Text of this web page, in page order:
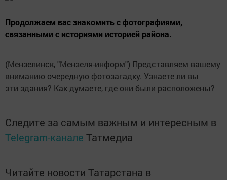
Продолжаем вас знакомить с фотографиями,
связанными с историями историей района.
(Мензелинск, "Мензеля-информ") Представляем вашему
вниманию очередную фотозагадку. Узнаете ли вы
эти здания? Как думаете, где они были расположены?
Следите за самым важным и интересным в
Telegram-канале Татмедиа
Читайте новости Татарстана в